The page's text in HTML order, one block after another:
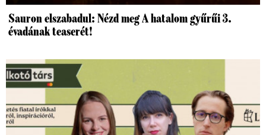
Sauron elszabadul: Nézd meg A hatalom gyűrűi 3.
évadának teaserét!